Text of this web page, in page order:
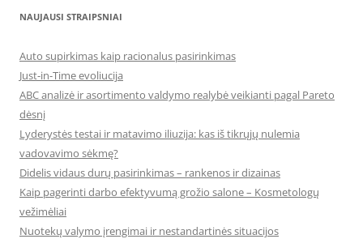
NAUJAUSI STRAIPSNIAI
Auto supirkimas kaip racionalus pasirinkimas
Just-in-Time evoliucija
ABC analizė ir asortimento valdymo realybė veikianti pagal Pareto
dėsnį
Lyderystės testai ir matavimo iliuzija: kas iš tikrųjų nulemia
vadovavimo sėkmę?
Didelis vidaus durų pasirinkimas – rankenos ir dizainas
Kaip pagerinti darbo efektyvumą grožio salone – Kosmetologų
vežimėliai
Nuotekų valymo įrengimai ir nestandartinės situacijos